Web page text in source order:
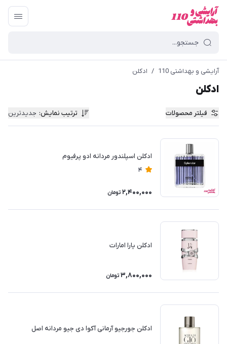
آرایشی و بهداشتی 110 / ادکلن
ادکلن
فیلتر محصولات ترتیب نمایش: جدیدترین
ادکلن اسپلندور مردانه ادو پرفیوم
4
2,400,000 تومان
ادکلن یارا امارات
3,800,000 تومان
ادکلن جورجیو آرمانی آکوا دی جیو مردانه اصل